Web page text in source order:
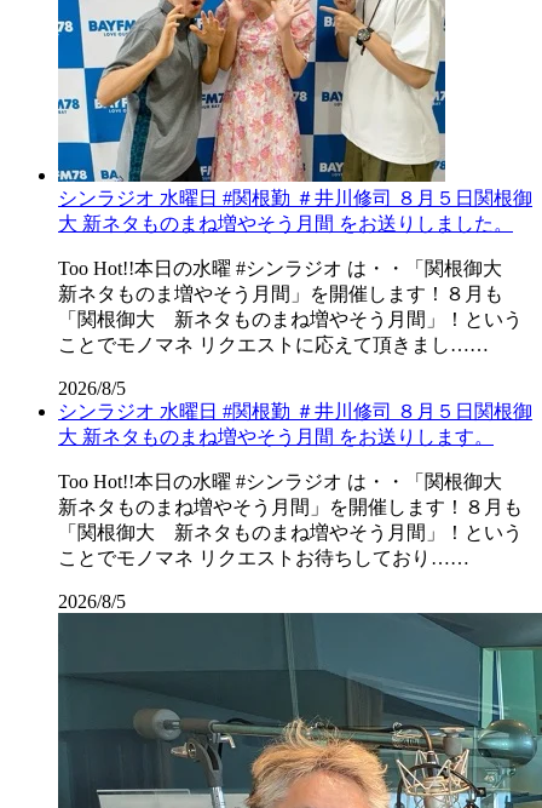
シンラジオ 水曜日 #関根勤 ＃井川修司 ８月５日関根御
大 新ネタものまね増やそう月間 をお送りしました。
Too Hot!!本日の水曜 #シンラジオ は・・「関根御大
新ネタものま増やそう月間」を開催します！８月も
「関根御大 新ネタものまね増やそう月間」！という
ことでモノマネ リクエストに応えて頂きまし……
2026/8/5
シンラジオ 水曜日 #関根勤 ＃井川修司 ８月５日関根御
大 新ネタものまね増やそう月間 をお送りします。
Too Hot!!本日の水曜 #シンラジオ は・・「関根御大
新ネタものまね増やそう月間」を開催します！８月も
「関根御大 新ネタものまね増やそう月間」！という
ことでモノマネ リクエストお待ちしており……
2026/8/5